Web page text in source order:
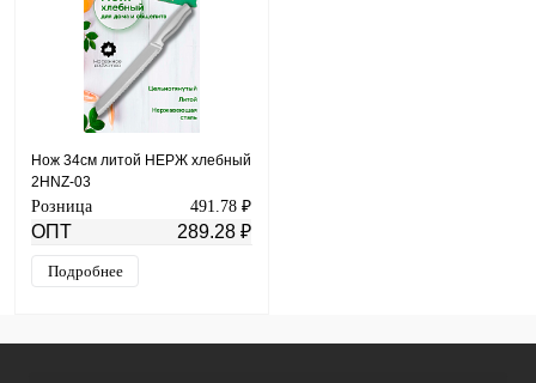
Нож 34см литой НЕРЖ хлебный
2HNZ-03
Розница 491.78 ₽
ОПТ 289.28 ₽
Подробнее